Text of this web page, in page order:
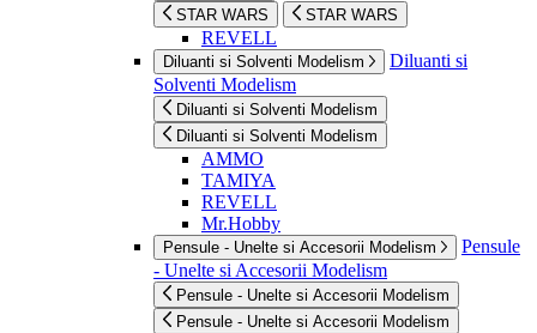
STAR WARS STAR WARS
REVELL
Diluanti si Solventi Modelism
Diluanti si
Solventi Modelism
Diluanti si Solventi Modelism
Diluanti si Solventi Modelism
AMMO
TAMIYA
REVELL
Mr.Hobby
Pensule - Unelte si Accesorii Modelism
Pensule
- Unelte si Accesorii Modelism
Pensule - Unelte si Accesorii Modelism
Pensule - Unelte si Accesorii Modelism